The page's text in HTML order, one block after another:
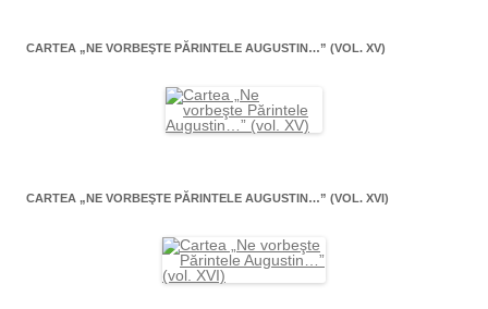
CARTEA „NE VORBEŞTE PĂRINTELE AUGUSTIN…” (VOL. XV)
CARTEA „NE VORBEŞTE PĂRINTELE AUGUSTIN…” (VOL. XVI)